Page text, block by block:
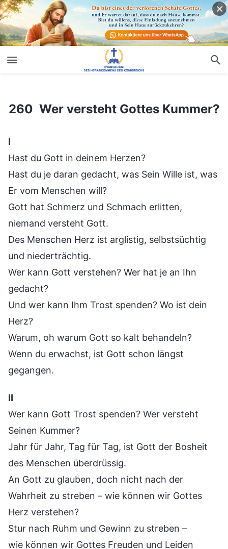
260 Wer versteht Gottes Kummer?
260 Wer versteht Gottes Kummer?
Ⅰ
Hast du Gott in deinem Herzen?
Hast du je daran gedacht, was Sein Wille ist, was
Er vom Menschen will?
Gott hat Schmerz und Schmach erlitten,
niemand versteht Gott.
Des Menschen Herz ist arglistig, selbstsüchtig
und niederträchtig.
Wer kann Gott verstehen? Wer hat je an Ihn
gedacht?
Und wer kann Ihm Trost spenden? Wo ist dein
Herz?
Warum, oh warum Gott so kalt behandeln?
Wenn du erwachst, ist Gott schon längst
gegangen.
Ⅱ
Wer kann Gott Trost spenden? Wer versteht
Seinen Kummer?
Jahr für Jahr, Tag für Tag, ist Gott der Bosheit
des Menschen überdrüssig.
An Gott zu glauben, doch nicht nach der
Wahrheit zu streben – wie können wir Gottes
Herz verstehen?
Stur nach Ruhm und Gewinn zu streben –
wie können wir Gottes Freuden und Leiden